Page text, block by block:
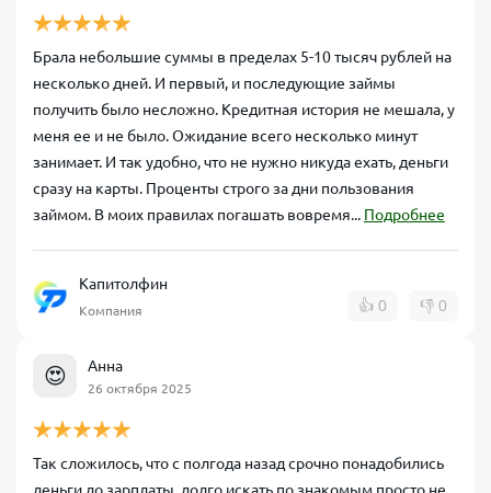
Брала небольшие суммы в пределах 5-10 тысяч рублей на
несколько дней. И первый, и последующие займы
получить было несложно. Кредитная история не мешала, у
меня ее и не было. Ожидание всего несколько минут
занимает. И так удобно, что не нужно никуда ехать, деньги
сразу на карты. Проценты строго за дни пользования
займом. В моих правилах погашать вовремя... Подробнее
Капитолфин
Компания 👍 0 👎 0
😍 Анна
26 октября 2025
Так сложилось, что с полгода назад срочно понадобились